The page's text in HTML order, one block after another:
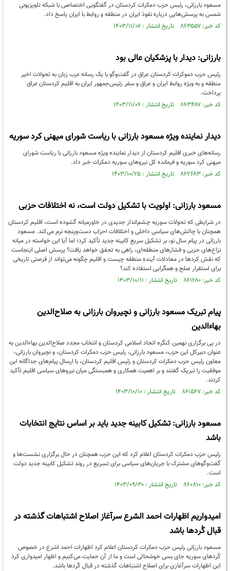
مسعود بارزانی، رئیس حزب دمکرات کردستان در گفتگویی اختصاصی با شبکه تلویزیونی
شمس به پرسش‌هایی درباره نفوذ ایران در منطقه و روابط با ایران پاسخ داد.
کد خبر: ۸۶۳۵۵۷ تاریخ انتشار : ۱۴۰۳/۱۱/۰۷
بارزانی: دیدار با پزشکیان عالی بود
رئیس حزب دموکرات کردستان عراق در گفت‌وگو با یک رسانه عرب زبان به تحولات اخیر
منطقه و به ویژه روابط ایران و عراق و سفر رئیس‌جمهور ایران به اقلیم کردستان عراق
پرداخت.
کد خبر: ۸۶۳۴۸۷ تاریخ انتشار : ۱۴۰۳/۱۱/۰۶
دیدار نماینده ویژه مسعود بارزانی با ریاست شورای میهنی کرد سوریه
رسانه‌های خبری اقلیم کردستان از دیدار نماینده ویژه مسعود بارزانی با ریاست شورای
میهنی کرد سوریه و فرمانده کل نیروهای سوریه دمکرات خبر داد.
کد خبر: ۸۶۲۶۸۳ تاریخ انتشار : ۱۴۰۳/۱۰/۲۵
مسعود بارزانی: اولویت با تشکیل دولت است، نه اختلافات حزبی
در شرایطی که تحولات سوریه چشم‌انداز جدیدی در خاورمیانه گشوده است، اقلیم کردستان
همچنان با چالش‌های سیاسی داخلی و اختلافات احزاب دست‌وپنجه نرم می‌کند. مسعود
بارزانی در پیام سال نو، بر تشکیل سریع کابینه جدید تأکید کرد؛ اما آیا این خواسته در میانه
نزاع‌های حزبی و فشارهای منطقه‌ای، راهی به تحقق خواهد یافت؟ پرسش اصلی اینجاست
که نقش کردها در معادلات آینده منطقه چیست و اقلیم چگونه می‌تواند از فرصتی تاریخی
برای استقرار صلح و همگرایی استفاده کند؟
کد خبر: ۸۶۱۶۸۰ تاریخ انتشار : ۱۴۰۳/۱۰/۱۱
پیام تبریک مسعود بارزانی و نچیروان بارزانی به صلاح‌الدین
بهاءالدین
در پی برگزاری نهمین کنگره اتحاد اسلامی کردستان و انتخاب مجدد صلاح‌الدین بهاءالدین به
عنوان دبیرکل این حزب، مسعود بارزانی، رئیس حزب دمکرات کردستان، و نچیروان بارزانی،
معاون رئیس حزب دمکرات کردستان و رئیس اقلیم کردستان، با ارسال پیام‌های جداگانه این
موفقیت را تبریک گفتند و بر اهمیت همکاری و همبستگی میان نیروهای سیاسی اقلیم تأکید
کردند.
کد خبر: ۸۶۱۵۶۷ تاریخ انتشار : ۱۴۰۳/۱۰/۱۰
مسعود بارزانی: تشکیل کابینه جدید باید بر اساس نتایج انتخابات
باشد
رئیس حزب دمکرات کردستان اعلام کرد که این حزب همچنان در حال برگزاری نشست‌ها و
گفت‌وگوهای مشترک با جریان‌های سیاسی برای تسریع در روند تشکیل کابینه جدید دولت
است.
کد خبر: ۸۶۰۸۱۰ تاریخ انتشار : ۱۴۰۳/۰۹/۳۰
امیدواریم اظهارات احمد الشرع سرآغاز اصلاح اشتباهات گذشته در
قبال کُردها باشد
مسعود بارزانی رئیس حزب دمکرات کردستان اعلام کرد اظهارات احمد اشرع در خصوص
کُردهای سوریه جای بسی خوشحالی است و ما از آن حمایت می‌کنیم و اظهار امیدواری کرد
این اظهارات سرآغازی برای اصلاح اشتباهات گذشته در قبال کُردها باشد.